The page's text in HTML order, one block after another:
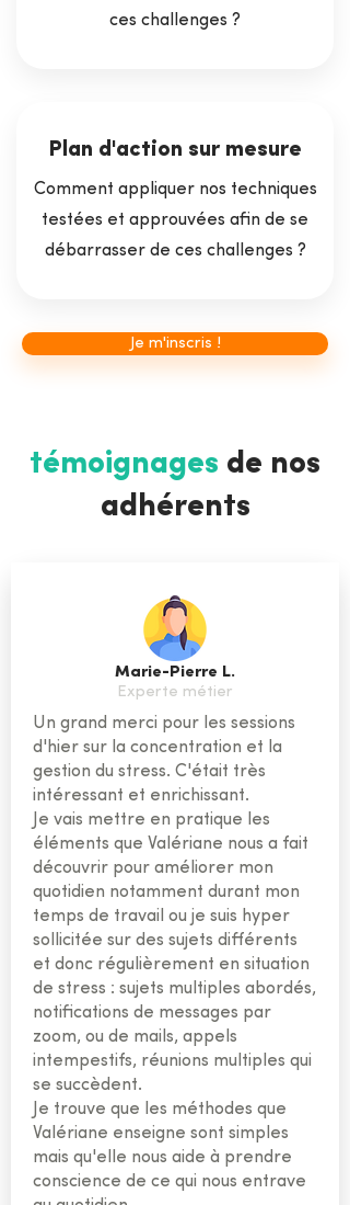
ces challenges ?
Plan d'action sur mesure
Comment appliquer nos techniques
testées et approuvées afin de se
débarrasser de ces challenges ?
Je m'inscris !
témoignages de nos
adhérents
Marie-Pierre L.
Experte métier
Un grand merci pour les sessions
d'hier sur la concentration et la
gestion du stress. C'était très
intéressant et enrichissant.
Je vais mettre en pratique les
éléments que Valériane nous a fait
découvrir pour améliorer mon
quotidien notamment durant mon
temps de travail ou je suis hyper
sollicitée sur des sujets différents
et donc régulièrement en situation
de stress : sujets multiples abordés,
notifications de messages par
zoom, ou de mails, appels
intempestifs, réunions multiples qui
se succèdent.
Je trouve que les méthodes que
Valériane enseigne sont simples
mais qu'elle nous aide à prendre
conscience de ce qui nous entrave